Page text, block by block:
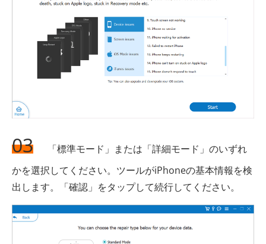
03
「標準モード」または「詳細モード」のいずれ
かを選択してください。ツールがiPhoneの基本情報を検
出します。「確認」をタップして続行してください。